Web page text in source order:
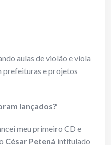
aulas de violão e viola
prefeituras e projetos
lançados?
meu primeiro CD e
César Petená intitulado